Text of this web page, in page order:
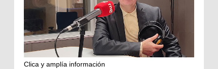
Clica y amplía información